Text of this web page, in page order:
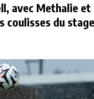
avec Methalie et
coulisses du